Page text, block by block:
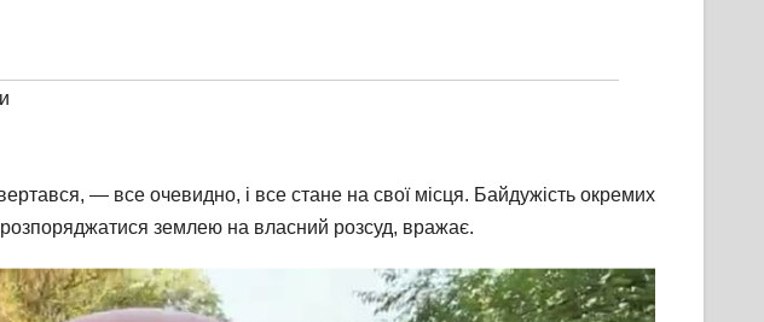
— все очевидно, і все стане на свої місця. Байдужість окремих
землею на власний розсуд, вражає.